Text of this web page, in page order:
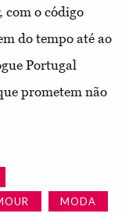
com o código
do tempo até ao
Portugal
prometem não
MODA